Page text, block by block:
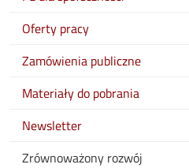
Oferty pracy
Zamówienia publiczne
Materiały do pobrania
Newsletter
Zrównoważony rozwój